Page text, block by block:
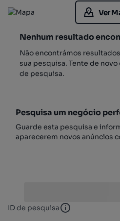
Ver
Nenhum resultado
Não encontrámos
sua pesquisa. Tente de
de pesquisa.
Pesquisa um negócio
Guarde esta pesquisa e
aparecerem novos anúncios
ID de pesquisa ID de pesquisa